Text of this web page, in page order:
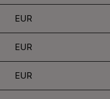
EUR
EUR
EUR